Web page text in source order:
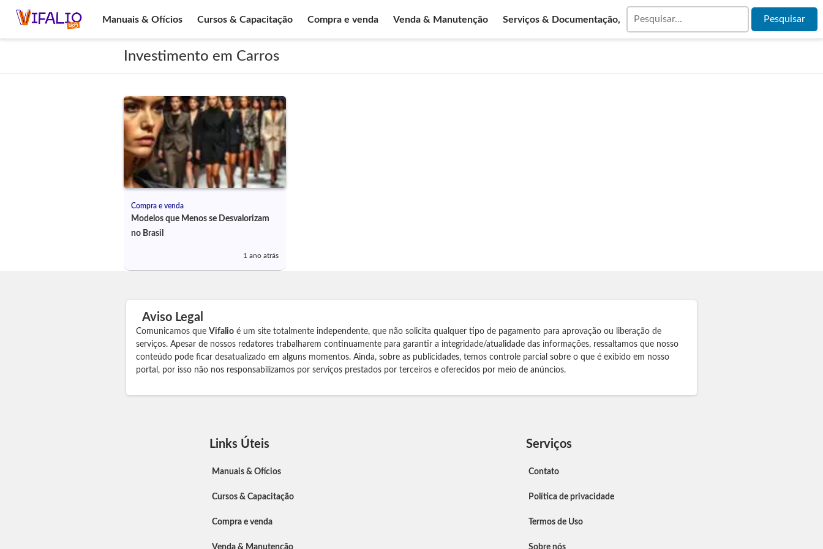
Manuais & Ofícios Cursos & Capacitação Compra e venda Venda & Manutenção Serviços & Documentação,
Investimento em Carros
Compra e venda
Modelos que Menos se Desvalorizam
no Brasil
1 ano atrás
Aviso Legal
Comunicamos que Vifalio é um site totalmente independente, que não solicita qualquer tipo de pagamento para aprovação ou liberação de
serviços. Apesar de nossos redatores trabalharem continuamente para garantir a integridade/atualidade das informações, ressaltamos que nosso
conteúdo pode ficar desatualizado em alguns momentos. Ainda, sobre as publicidades, temos controle parcial sobre o que é exibido em nosso
portal, por isso não nos responsabilizamos por serviços prestados por terceiros e oferecidos por meio de anúncios.
Links Úteis
Manuais & Ofícios
Cursos & Capacitação
Compra e venda
Venda & Manutenção
Serviços
Contato
Política de privacidade
Termos de Uso
Sobre nós